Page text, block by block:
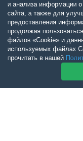
и анализа информации о
сайта, а также для
предоставления
продолжая
файлов «Cookie» и
используемых файлах
прочитать в нашей